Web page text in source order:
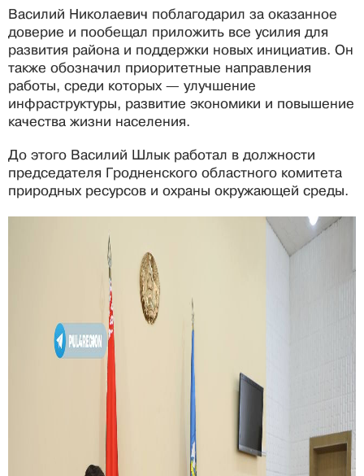
Василий Николаевич поблагодарил за оказанное
доверие и пообещал приложить все усилия для
развития района и поддержки новых инициатив. Он
также обозначил приоритетные направления
работы, среди которых — улучшение
инфраструктуры, развитие экономики и повышение
качества жизни населения.
До этого Василий Шлык работал в должности
председателя Гродненского областного комитета
природных ресурсов и охраны окружающей среды.